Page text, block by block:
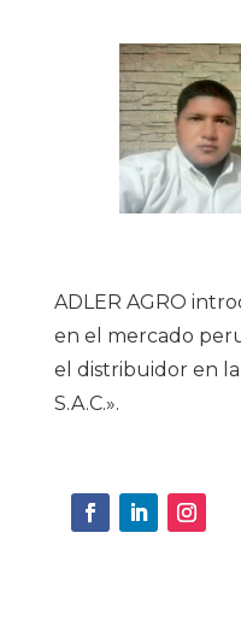
ADLER AGRO
en el mercado
el distribuidor en
S.A.C.».